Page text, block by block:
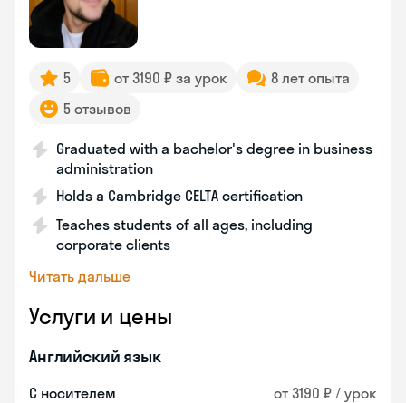
5 от 3190 ₽ за урок
8 лет опыта
5 отзывов
Graduated with a bachelor's degree in business
administration
Holds a Cambridge CELTA certification
Teaches students of all ages, including
corporate clients
Читать дальше
Услуги и цены
Английский язык
С носителем от 3190 ₽ / урок